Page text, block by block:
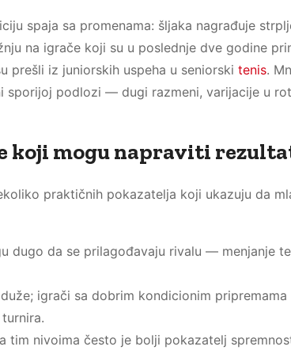
spaja sa promenama: šljaka nagrađuje
na igrače koji su u poslednje dve godine
prešli iz juniorskih uspeha u seniorski tenis.
podlozi — dugi razmeni, varijacije u
koji mogu napraviti
praktičnih pokazatelja koji ukazuju da
dugo da se prilagođavaju rivalu — menjanje
igrači sa dobrim kondicionim
tim nivoima često je bolji pokazatelj